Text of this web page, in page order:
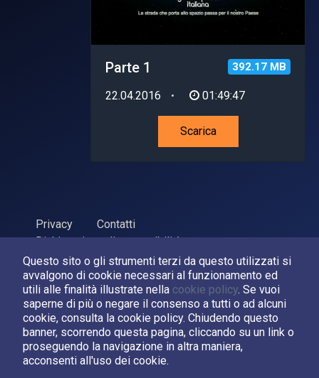
Questo sito o gli strumenti terzi da questo utilizzati si
avvalgono di cookie necessari al funzionamento ed
utili alle finalità illustrate nella cookie policy. Se vuoi
saperne di più o negare il consenso a tutti o ad alcuni
cookie, consulta la cookie policy. Chiudendo questo
banner, scorrendo questa pagina, cliccando su un link o
proseguendo la navigazione in altra maniera,
acconsenti all'uso dei cookie.
392.17 MB
Parte 1
22.04.2016 01:49:47
Scarica
Privacy
Contatti
Dichiarazione di accessibilità
ASI Agenzia Spaziale Italiana, 2026. P.Iva 03638121008
Sviluppato daLPM
Seguici su:
Asi su Facebook
Asi su XCanale Asi su YouTube